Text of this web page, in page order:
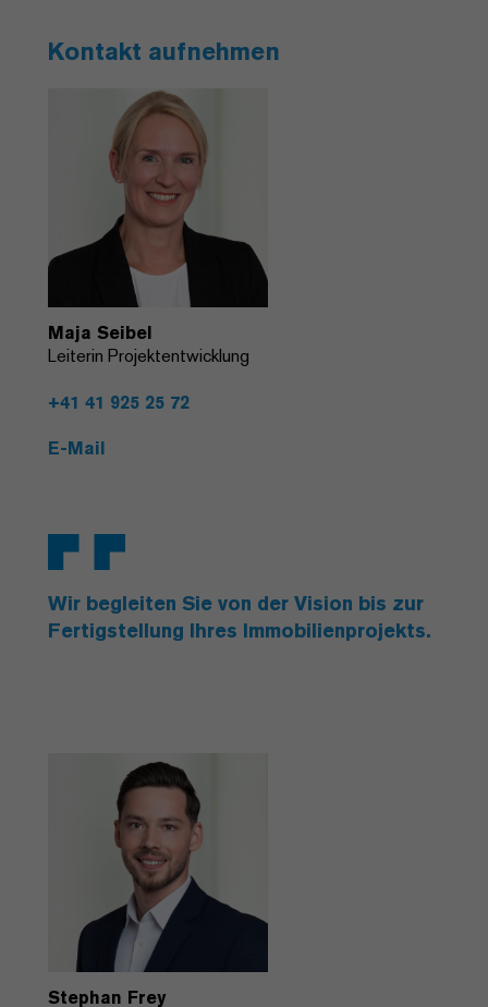
Kontakt aufnehmen
Maja Seibel
Leiterin Projektentwicklung
+41 41 925 25 72
E-Mail
Wir begleiten Sie von der Vision bis zur
Fertigstellung Ihres Immobilienprojekts.
Stephan Frey